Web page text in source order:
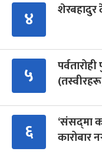
४ शेरबहादुर
५
६
‘संसद्‍मा
कारोबार